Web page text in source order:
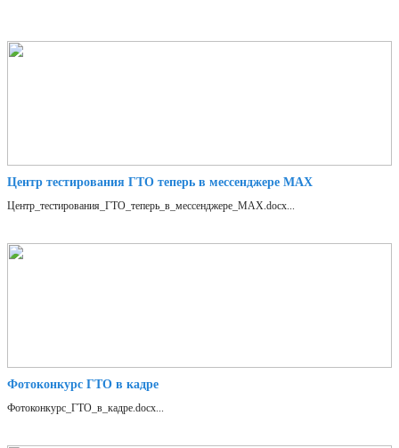
Центр тестирования ГТО теперь в мессенджере MAX
Центр_тестирования_ГТО_теперь_в_мессенджере_MAX.docx...
Фотоконкурс ГТО в кадре
Фотоконкурс_ГТО_в_кадре.docx...